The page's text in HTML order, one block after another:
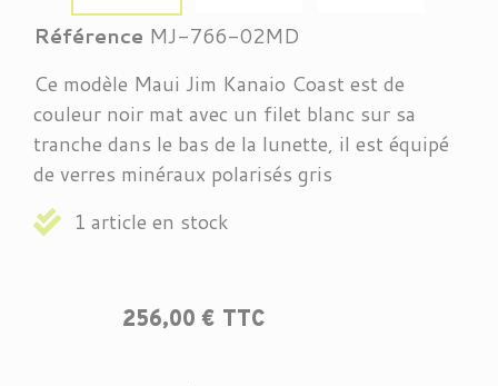
Référence MJ-766-02MD
Ce modèle Maui Jim Kanaio Coast est de
couleur noir mat avec un filet blanc sur sa
tranche dans le bas de la lunette, il est équipé
de verres minéraux polarisés gris
1 article en stock
256,00 € TTC